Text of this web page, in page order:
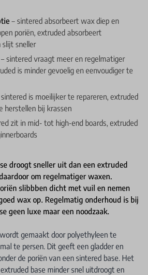
– sintered absorbeert wax diep en
poriën, extruded absorbeert
slijt sneller
– sintered vraagt meer en regelmatiger
is minder gevoelig en eenvoudiger te
is moeilijker te repareren, extruded
herstellen bij krassen
zit in mid- tot high-end boards, extruded
droogt sneller uit dan een extruded
om regelmatiger waxen.
slibbben dicht met vuil en nemen
wax op. Regelmatig onderhoud is bij
geen luxe maar een noodzaak.
wordt gemaakt door polyethyleen te
te persen. Dit geeft een gladder en
de poriën van een sintered base. Het
base minder snel uitdroogt en